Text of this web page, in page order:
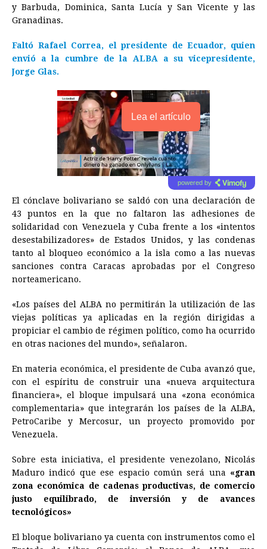
y Barbuda, Dominica, Santa Lucía y San Vicente y las
Granadinas.
Faltó Rafael Correa, el presidente de Ecuador, quien
envió a la cumbre de la ALBA a su vicepresidente,
Jorge Glas.
Lea el artículo
powered by
El cónclave bolivariano se saldó con una declaración de
43 puntos en la que no faltaron las adhesiones de
solidaridad con Venezuela y Cuba frente a los «intentos
desestabilizadores» de Estados Unidos, y las condenas
tanto al bloqueo económico a la isla como a las nuevas
sanciones contra Caracas aprobadas por el Congreso
norteamericano.
«Los países del ALBA no permitirán la utilización de las
viejas políticas ya aplicadas en la región dirigidas a
propiciar el cambio de régimen político, como ha ocurrido
en otras naciones del mundo», señalaron.
En materia económica, el presidente de Cuba avanzó que,
con el espíritu de construir una «nueva arquitectura
financiera», el bloque impulsará una «zona económica
complementaria» que integrarán los países de la ALBA,
PetroCaribe y Mercosur, un proyecto promovido por
Venezuela.
Sobre esta iniciativa, el presidente venezolano, Nicolás
Maduro indicó que ese espacio común será una «gran
zona económica de cadenas productivas, de comercio
justo equilibrado, de inversión y de avances
tecnológicos»
El bloque bolivariano ya cuenta con instrumentos como el